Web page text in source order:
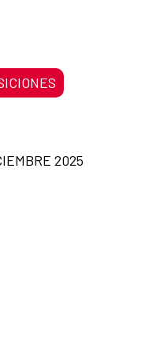
2025